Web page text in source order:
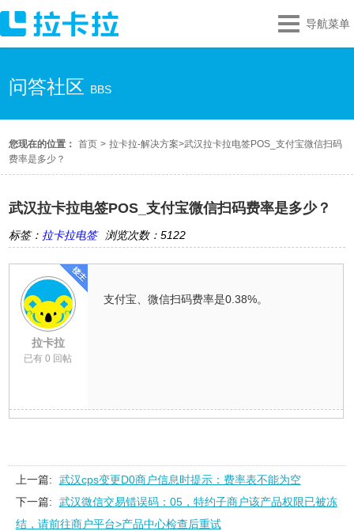
导航菜单
问答社区 BBS
您现在的位置： 首页 > 拉卡拉-解决方案>武汉拉卡拉电签POS_支付宝微信扫码
费率是多少？
武汉拉卡拉电签POS_支付宝微信扫码费率是多少？
标签： 拉卡拉电签 浏览次数：5122
拉卡拉
已有 0 回帖
支付宝、微信扫码费率是0.38%。
上一篇:
武汉cps变更D0商户信息时提示：费率表不能为空
下一篇:
武汉微信交易错误码：05，特约子商户该产品权限已被冻
结，请前往商户平台>产品中心检查后重试